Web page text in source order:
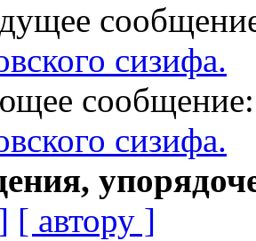
сизифа.
сизифа.
[ автору ]